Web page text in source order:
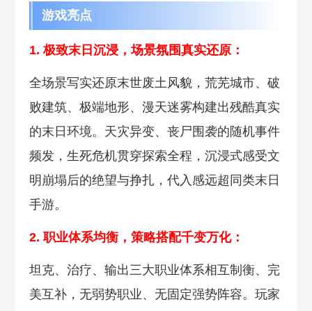
游戏亮点
1. 极致末日沉浸，场景氛围真实还原：
全场景写实还原末世废土风貌，荒芜城市、破
败建筑、极端地形、漫天迷雾构建出残酷真实
的末日环境。天灾异变、丧尸围袭的随机事件
频发，生死危机贯穿探索全程，沉浸式感受文
明崩塌后的绝望与挣扎，代入感远超同类末日
手游。
2. 职业体系均衡，策略搭配千变万化：
坦克、治疗、输出三大职业体系相互制衡、完
美互补，无弱势职业、无固定强势阵容。玩家